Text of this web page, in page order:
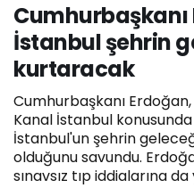
İstanbul şehrin
kurtaracak
Cumhurbaşkanı
Kanal İstanbul
İstanbul'un şehrin
olduğunu savundu.
sınavsız tıp iddialarına